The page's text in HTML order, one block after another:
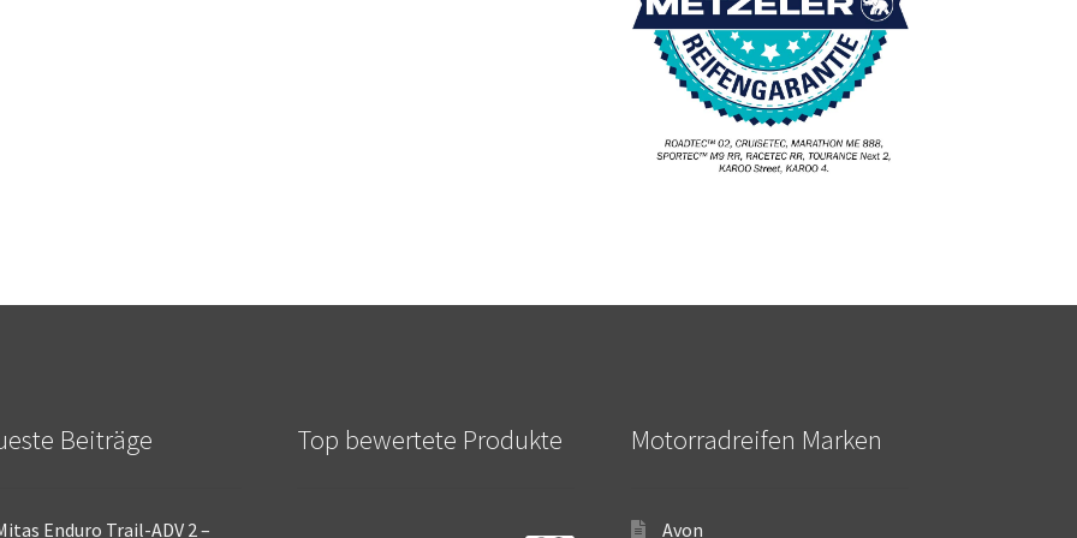
Beiträge
Enduro Trail-ADV 2 –
Top bewertete Produkte Motorradreifen Marken
Avon